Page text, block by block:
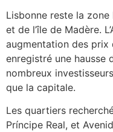
Lisbonne reste la zone
et de l’île de Madère.
augmentation des prix
enregistré une hausse
nombreux
que la capitale.
Les quartiers
Príncipe Real, et